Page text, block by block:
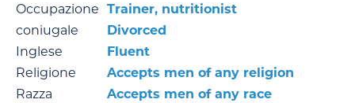
Occupazione Trainer, nutritionist
coniugale
Divorced
Inglese
Fluent
Religione
Accepts men of any religion
Razza
Accepts men of any race